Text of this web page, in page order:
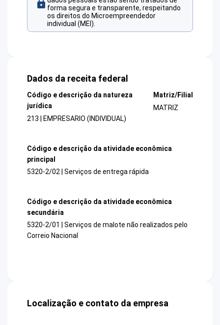
forma segura e transparente, respeitando
os direitos do Microempreendedor
individual (MEI).
Dados da receita federal
Código e descrição da natureza
jurídica
213 | EMPRESARIO (INDIVIDUAL)
Matriz/Filial
MATRIZ
Código e descrição da atividade econômica
principal
5320-2/02 | Serviços de entrega rápida
Código e descrição da atividade econômica
secundária
5320-2/01 | Serviços de malote não realizados pelo
Correio Nacional
Localização e contato da empresa